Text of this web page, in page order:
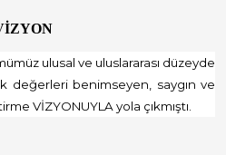
ulusal ve uluslararası düzeyde
değerleri benimseyen, saygın ve
VİZYONUYLA yola çıkmıştı.